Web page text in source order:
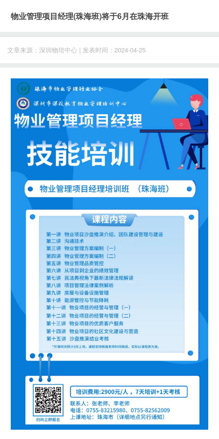
物业管理项目经理(珠海班)将于6月在珠海开班
文章来源：深圳物培中心 | 发表时间：2024-04-25